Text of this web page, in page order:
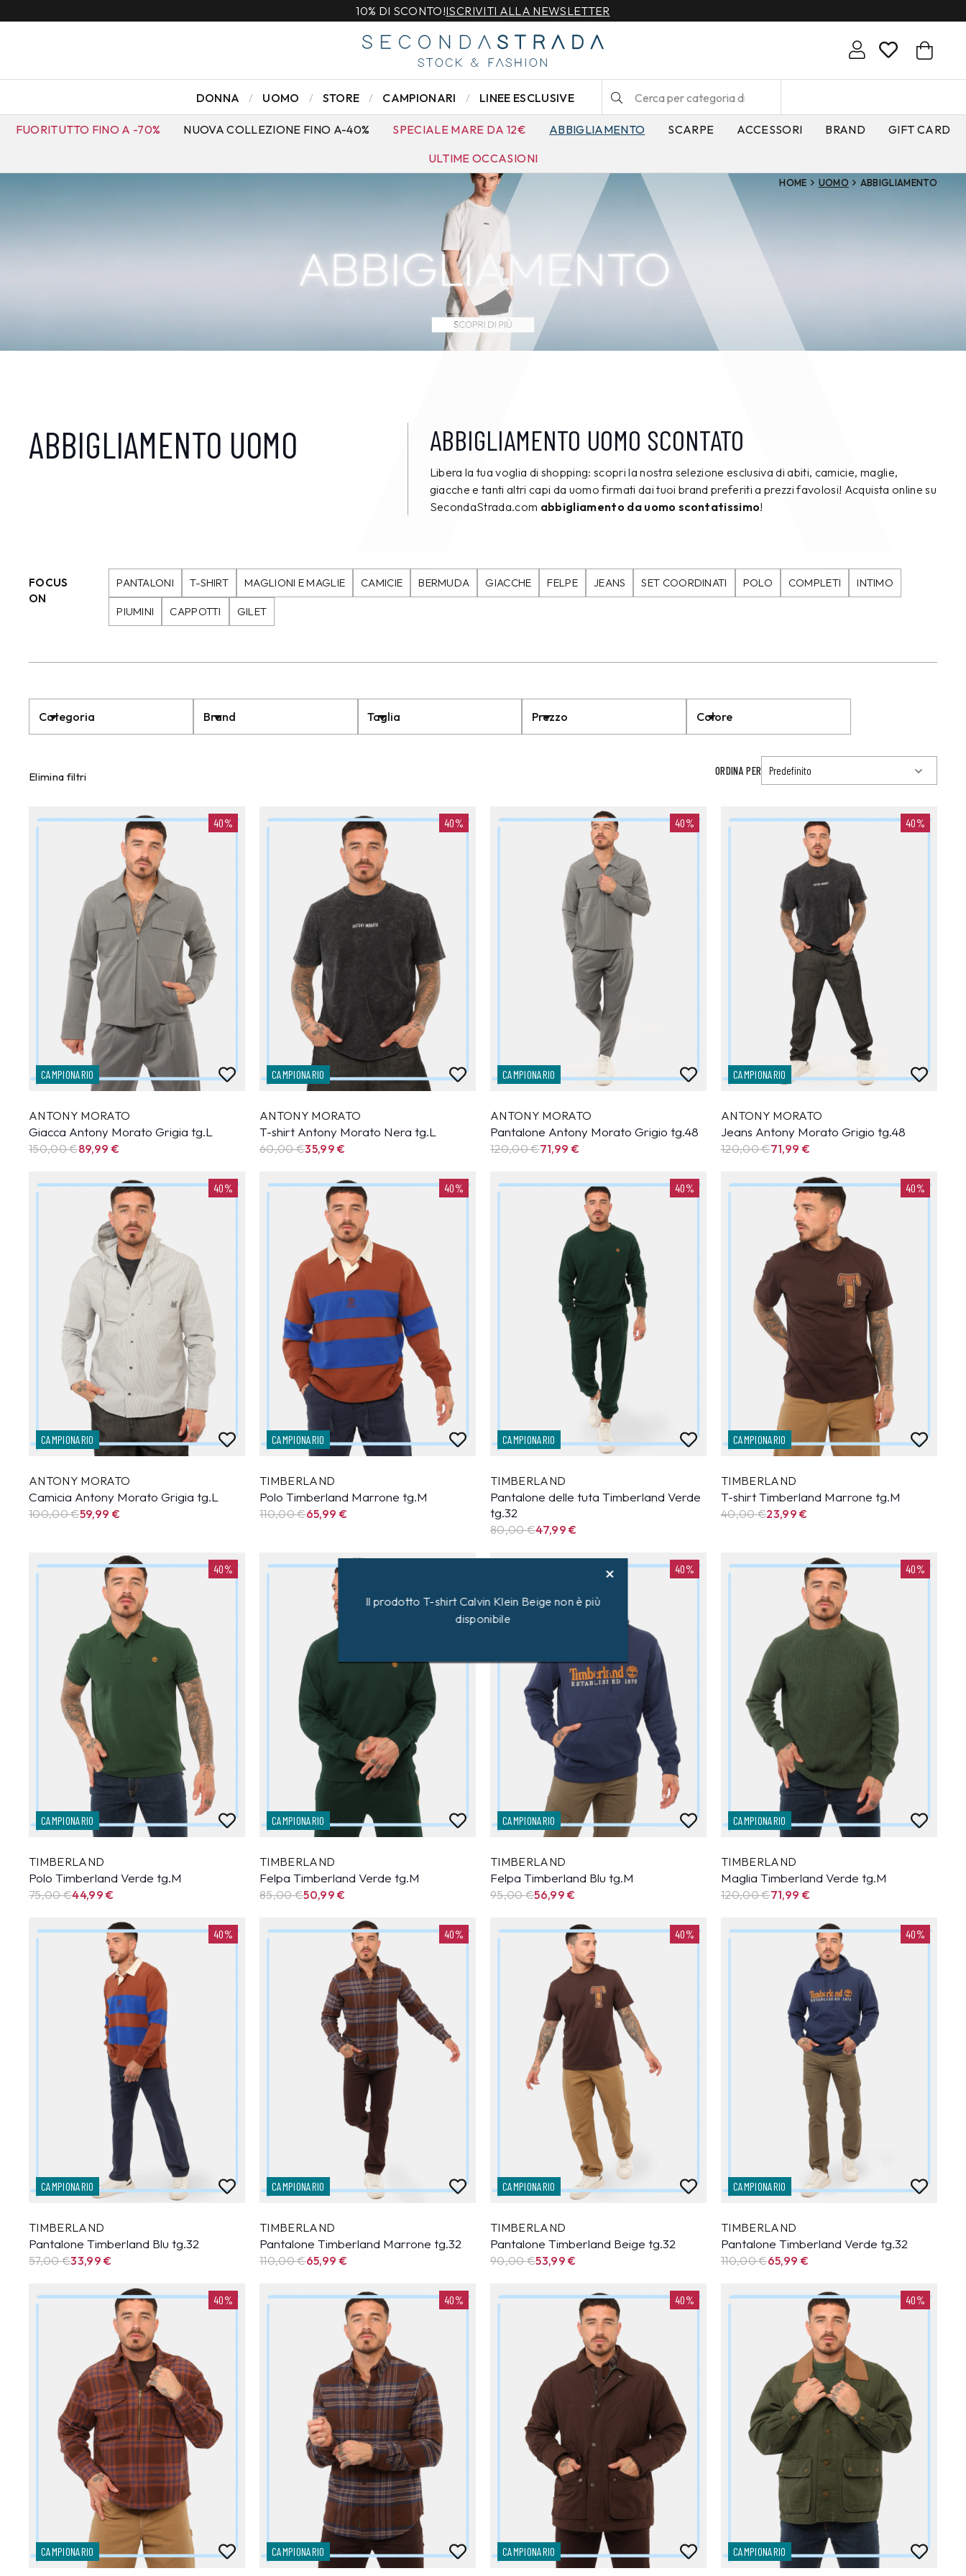
10% DI SCONTO!ISCRIVITI ALLA NEWSLETTER
DONNA UOMO
FUORITUTTO FINO A -70% NUOVA COLLEZIONE FINO A-40% SPECIALE MARE DA 12€ ABBIGLIAMENTO SCARPE ACCESSORI BRAND
GIFT CARD
ULTIME OCCASIONI
STORE CAMPIONARI LINEE ESCLUSIVE
HOME UOMO ABBIGLIAMENTO
ABBIGLIAMENTO UOMO ABBIGLIAMENTO UOMO SCONTATO
Libera la tua voglia di shopping: scopri la nostra selezione esclusiva di abiti, camicie, maglie,
giacche e tanti altri capi da uomo firmati dai tuoi brand preferiti a prezzi favolosi! Acquista online su
SecondaStrada.com abbigliamento da uomo scontatissimo!
FOCUS
ON
PANTALONI T-SHIRT MAGLIONI E MAGLIE CAMICIE BERMUDA GIACCHE FELPE JEANS SET COORDINATI POLO COMPLETI INTIMO
PIUMINI CAPPOTTI GILET
Categoria Brand Taglia Prezzo Colore
Elimina filtri ORDINA PER
40%
CAMPIONARIO
ANTONY MORATO
Giacca Antony Morato Grigia tg.L
150,00 €89,99 €
40%
CAMPIONARIO
ANTONY MORATO
T-shirt Antony Morato Nera tg.L
60,00 €35,99€
40%
CAMPIONARIO
ANTONY MORATO
Pantalone Antony Morato Grigio tg.48
120,00 €71,99 €
40%
CAMPIONARIO
ANTONY MORATO
Jeans Antony Morato Grigio tg.48
120,00 €71,99 €
40%
CAMPIONARIO
ANTONY MORATO
Camicia Antony Morato Grigia tg.L
100,00 €59,99 €
40%
CAMPIONARIO
TIMBERLAND
Polo Timberland Marrone tg.M
110,00 €65,99 €
40%
CAMPIONARIO
TIMBERLAND
Pantalone delle tuta Timberland Verde
tg.32
80,00 €47,99€
40%
CAMPIONARIO
TIMBERLAND
T-shirt Timberland Marrone tg.M
40,00 €23,99€
40%
CAMPIONARIO
TIMBERLAND
Polo Timberland Verde tg.M
75,00 €44,99€
CAMPIONARIO
TIMBERLAND
Felpa Timberland Verde tg.M
85,00 €50,99€
40%
CAMPIONARIO
TIMBERLAND
Felpa Timberland Blu tg.M
95,00 €56,99€
40%
CAMPIONARIO
TIMBERLAND
Maglia Timberland Verde tg.M
120,00 €71,99 €
40%
CAMPIONARIO
TIMBERLAND
Pantalone Timberland Blu tg.32
57,00 €33,99€
40%
CAMPIONARIO
TIMBERLAND
Pantalone Timberland Marrone tg.32
110,00 €65,99 €
40%
CAMPIONARIO
TIMBERLAND
Pantalone Timberland Beige tg.32
90,00 €53,99€
40%
CAMPIONARIO
TIMBERLAND
Pantalone Timberland Verde tg.32
110,00 €65,99 €
40%
CAMPIONARIO
40%
CAMPIONARIO
40%
CAMPIONARIO
40%
CAMPIONARIO
Il prodotto T-shirt Calvin Klein Beige non è più
disponibile